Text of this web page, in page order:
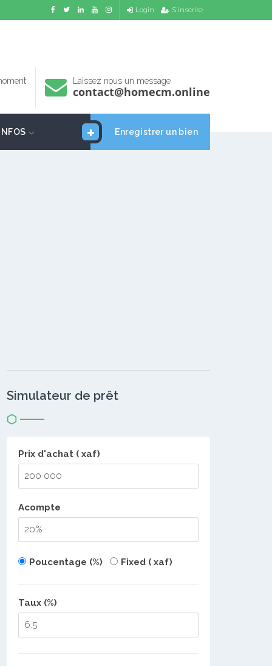
Login S'inscrire
Laissez nous un message
contact@homecm.online
Enregistrer un bien
INFOS
Simulateur de prêt
Prix d'achat ( xaf)
Acompte
Poucentage (%) Fixed ( xaf)
Taux (%)